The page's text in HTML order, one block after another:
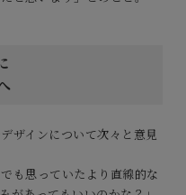
ザインについて次々と意見
も思っていたより直線的な